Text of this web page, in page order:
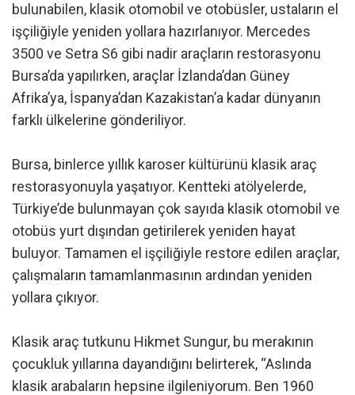
bulunabilen, klasik otomobil ve otobüsler, ustaların el
işçiliğiyle yeniden yollara hazırlanıyor. Mercedes
3500 ve Setra S6 gibi nadir araçların restorasyonu
Bursa’da yapılırken, araçlar İzlanda’dan Güney
Afrika’ya, İspanya’dan Kazakistan’a kadar dünyanın
farklı ülkelerine gönderiliyor.
Bursa, binlerce yıllık karoser kültürünü klasik araç
restorasyonuyla yaşatıyor. Kentteki atölyelerde,
Türkiye’de bulunmayan çok sayıda klasik otomobil ve
otobüs yurt dışından getirilerek yeniden hayat
buluyor. Tamamen el işçiliğiyle restore edilen araçlar,
çalışmaların tamamlanmasının ardından yeniden
yollara çıkıyor.
Klasik araç tutkunu Hikmet Sungur, bu merakının
çocukluk yıllarına dayandığını belirterek, “Aslında
klasik arabaların hepsine ilgileniyorum. Ben 1960